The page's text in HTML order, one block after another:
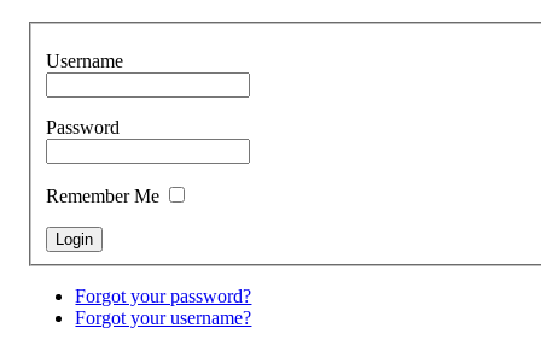
Username
Password
Remember Me
Forgot your password?
Forgot your username?